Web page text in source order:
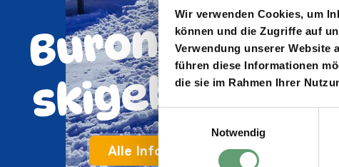
Wir verwenden Cookies, um
können und die Zugriffe auf
Verwendung unserer Website
führen diese Informationen
die sie im Rahmen Ihrer
Einwilligungsauswahl
Notwendig
t
Alle Infos